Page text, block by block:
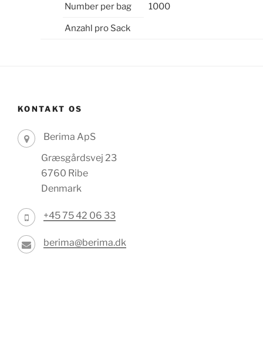
1000
Number per bag
Anzahl pro Sack
KONTAKT OS
Berima ApS
Græsgårdsvej 23
6760 Ribe
Denmark
+45 75 42 06 33
berima@berima.dk